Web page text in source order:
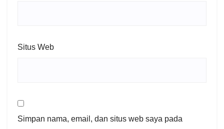
Situs Web
Simpan nama, email, dan situs web saya pada